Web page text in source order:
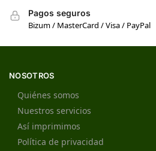
Pagos seguros
Bizum / MasterCard / Visa / PayPal
NOSOTROS
Quiénes somos
Nuestros servicios
Así imprimimos
Política de privacidad